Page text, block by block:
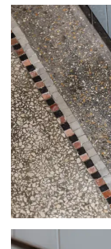
- Cv-ketel (2019)
- Erfpacht (€
- Bouwjaar 1922
- Energielabel C
- Oplevering in
gebaseerd op de
bedoeld om een
meten toe te
indicatie van de
Meetinstructie
meetuitkomsten
bijvoorbeeld